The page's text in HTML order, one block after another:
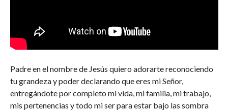
Padre en el nombre de Jesús quiero adorarte reconociendo
tu grandeza y poder declarando que eres mi Señor,
entregándote por completo mi vida, mi familia, mi trabajo,
mis pertenencias y todo mi ser para estar bajo las sombra